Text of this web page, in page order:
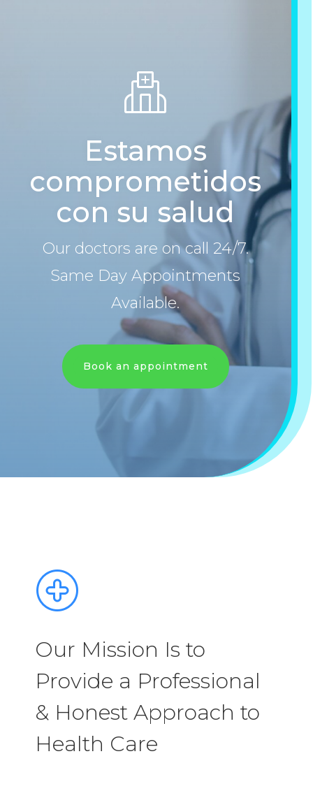
Estamos
comprometidos
con su salud
Our doctors are on call 24/7.
Same Day Appointments
Available.
Book an appointment
Our Mission Is to
Provide a Professional
& Honest Approach to
Health Care